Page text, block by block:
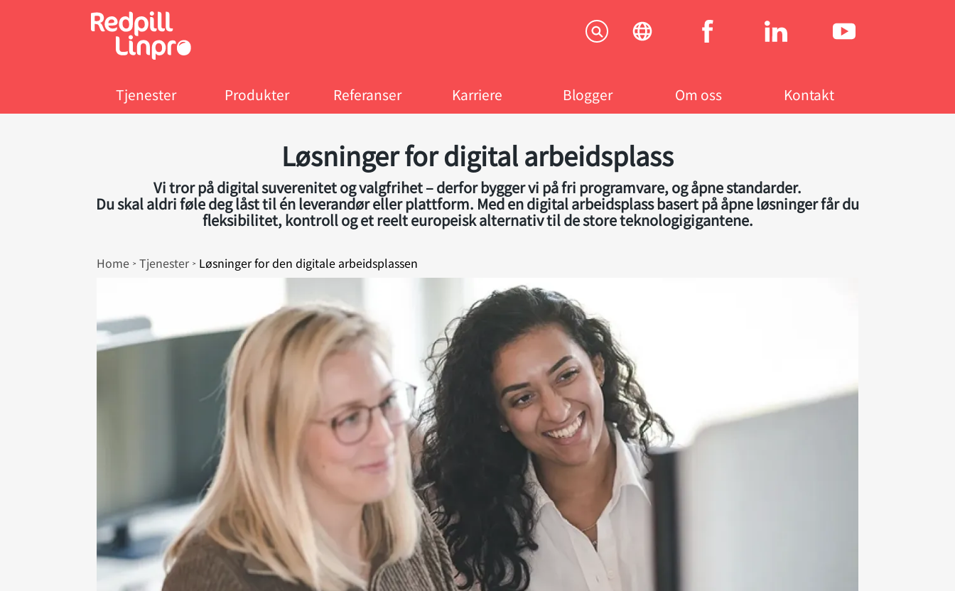
Social
Tjenester Produkter Referanser Karriere Blogger Om oss Kontakt
Løsninger for digital arbeidsplass
Vi tror på digital suverenitet og valgfrihet – derfor bygger vi på fri programvare, og åpne standarder.
Du skal aldri føle deg låst til én leverandør eller plattform. Med en digital arbeidsplass basert på åpne løsninger får du
fleksibilitet, kontroll og et reelt europeisk alternativ til de store teknologigigantene.
Breadcrumb
Home Tjenester Løsninger for den digitale arbeidsplassen